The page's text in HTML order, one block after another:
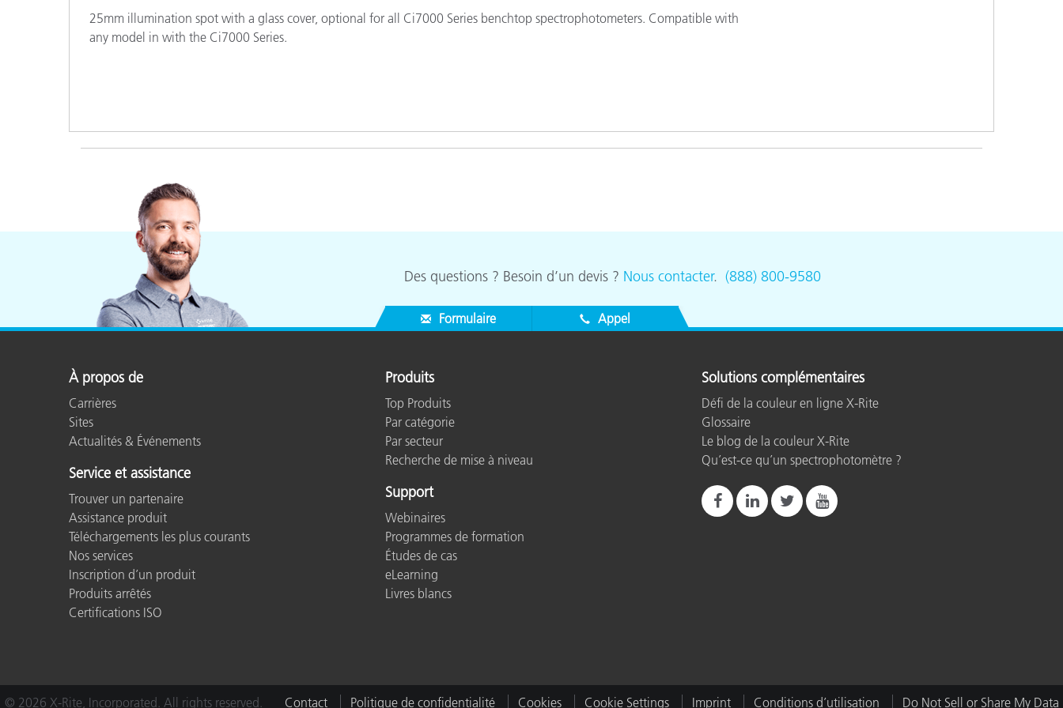
Plastiques
Cosmétiques
Papier
25mm illumination spot with a glass cover, optional for all Ci7000 Series benchtop spectrophotometers. Compatible with
any model in with the Ci7000 Series.
Des questions ? Besoin d’un devis ? Nous contacter. (888) 800-9580
Formulaire Appel
À propos de
Carrières
Sites
Actualités & Événements
Service et assistance
Trouver un partenaire
Assistance produit
Téléchargements les plus courants
Nos services
Inscription d’un produit
Produits arrêtés
Certifications ISO
Produits
Top Produits
Par catégorie
Par secteur
Recherche de mise à niveau
Support
Webinaires
Programmes de formation
Études de cas
eLearning
Livres blancs
Solutions complémentaires
Défi de la couleur en ligne X-Rite
Glossaire
Le blog de la couleur X-Rite
Qu’est-ce qu’un spectrophotomètre ?
© 2026 X-Rite, Incorporated. All rights reserved. Contact Politique de confidentialité Cookies Cookie Settings Imprint Conditions d’utilisation Do Not Sell or Share My Data